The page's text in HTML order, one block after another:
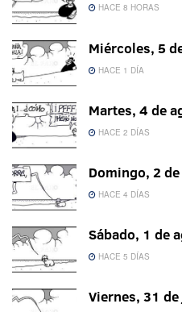
HACE 8 HORAS
Miércoles, 5
HACE 1 DÍA
Martes, 4 de
HACE 2 DÍAS
Domingo, 2
HACE 4 DÍAS
Sábado, 1 de
HACE 5 DÍAS
Viernes, 31